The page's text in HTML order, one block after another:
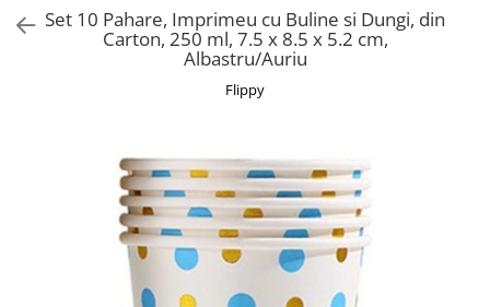
Articole pentru Animale
Dozatoare Condimente
Forme cuburi de gheata
Genti Termoizolante Mancare
Organizatoare si Depozitare
Organizatoare si Depozitare
Set 10 Pahare, Imprimeu cu Buline si Dungi, din
Carton, 250 ml, 7.5 x 8.5 x 5.2 cm,
Albastru/Auriu
Flippy